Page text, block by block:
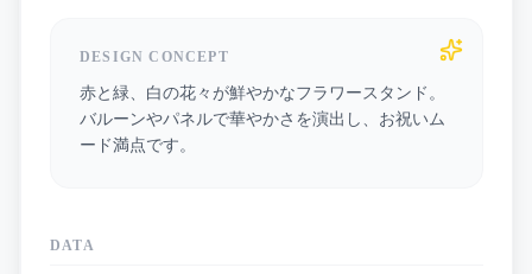
DESIGN CONCEPT
赤と緑、白の花々が鮮やかなフラワースタンド。
バルーンやパネルで華やかさを演出し、お祝いム
ード満点です。
DATA